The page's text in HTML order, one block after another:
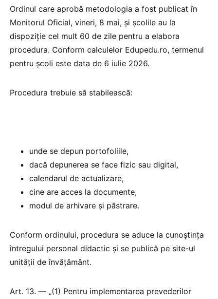
Ordinul care aprobă metodologia a fost publicat în
Monitorul Oficial, vineri, 8 mai, și școlile au la
dispoziție cel mult 60 de zile pentru a elabora
procedura. Conform calculelor Edupedu.ro, termenul
pentru școli este data de 6 iulie 2026.
Procedura trebuie să stabilească:
unde se depun portofoliile,
dacă depunerea se face fizic sau digital,
calendarul de actualizare,
cine are acces la documente,
modul de arhivare și păstrare.
Conform ordinului, procedura se aduce la cunoștința
întregului personal didactic și se publică pe site-ul
unității de învățământ.
Art. 13. — „(1) Pentru implementarea prevederilor